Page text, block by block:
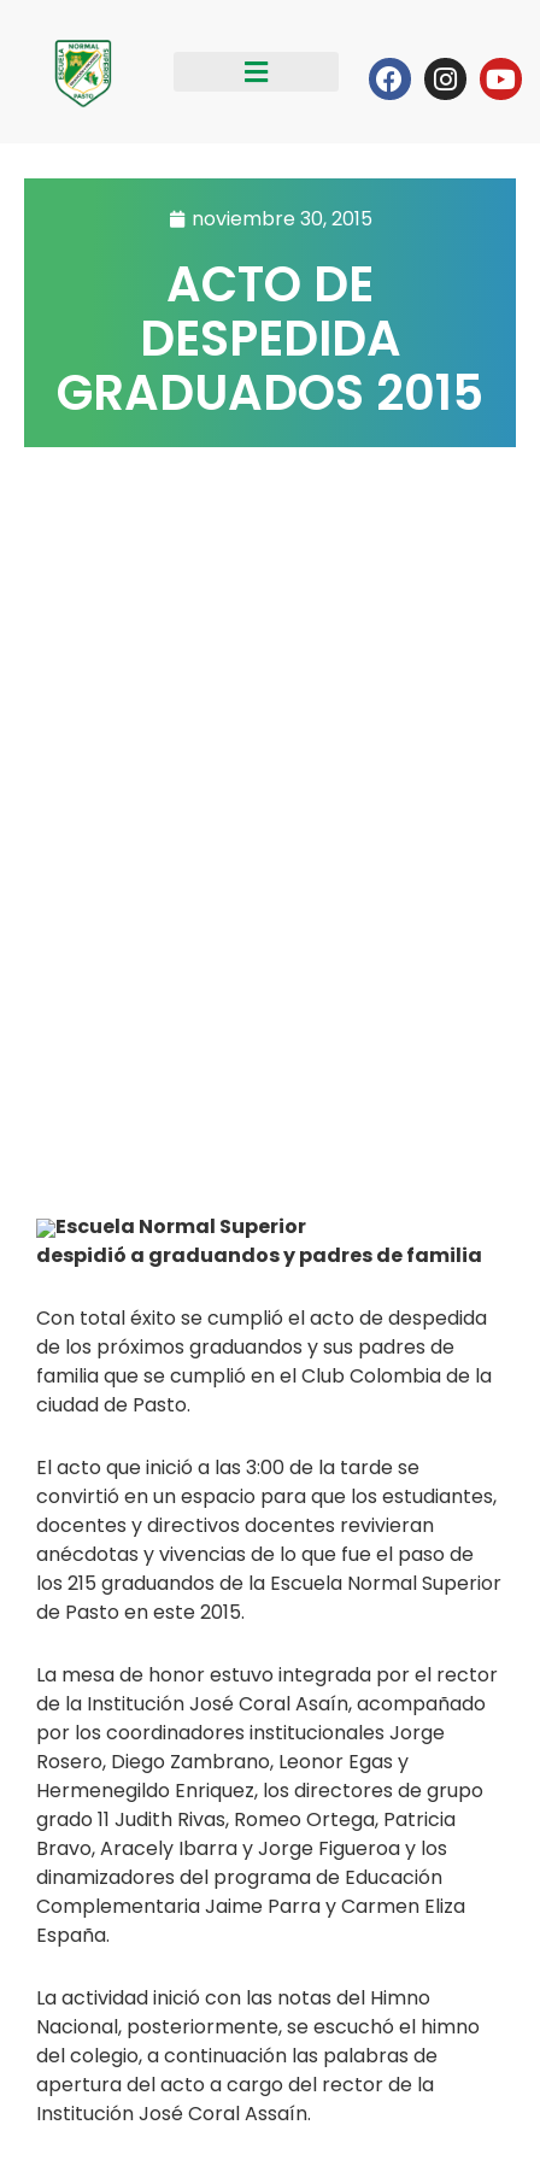
contenido
Facebook
noviembre 30, 2015
ACTO DE
DESPEDIDA
GRADUADOS 2015
Escuela Normal Superior
despidió a graduandos y padres de familia
Con total éxito se cumplió el acto de despedida
de los próximos graduandos y sus padres de
familia que se cumplió en el Club Colombia de la
ciudad de Pasto.
El acto que inició a las 3:00 de la tarde se
convirtió en un espacio para que los estudiantes,
docentes y directivos docentes revivieran
anécdotas y vivencias de lo que fue el paso de
los 215 graduandos de la Escuela Normal Superior
de Pasto en este 2015.
La mesa de honor estuvo integrada por el rector
de la Institución José Coral Asaín, acompañado
por los coordinadores institucionales Jorge
Rosero, Diego Zambrano, Leonor Egas y
Hermenegildo Enriquez, los directores de grupo
grado 11 Judith Rivas, Romeo Ortega, Patricia
Bravo, Aracely Ibarra y Jorge Figueroa y los
dinamizadores del programa de Educación
Complementaria Jaime Parra y Carmen Eliza
España.
La actividad inició con las notas del Himno
Nacional, posteriormente, se escuchó el himno
del colegio, a continuación las palabras de
apertura del acto a cargo del rector de la
Institución José Coral Assaín.